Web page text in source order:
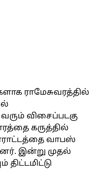
ராமேசுவரத்தில்
விசைப்படகு
கருத்தில்
வாபஸ்
இன்று முதல்